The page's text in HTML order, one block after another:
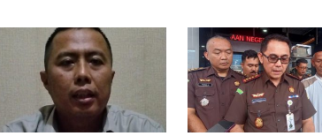
Provinsi
PP